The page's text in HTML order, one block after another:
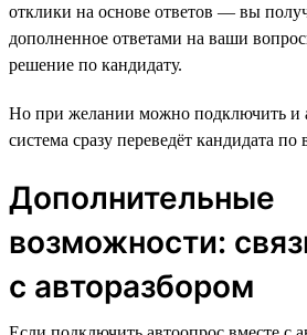
отклики на основе ответов — вы
дополненное ответами на ваши
решение по кандидату.
Но при желании можно подключить и
система сразу переведёт кандидата по
Дополнительные
возможности:
с авторазбором